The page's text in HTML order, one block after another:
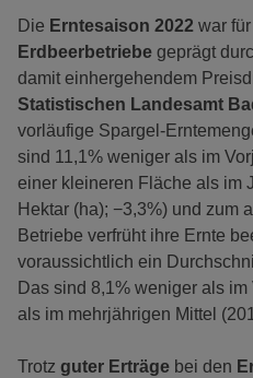
Die Erntesaison 2022 war
Erdbeerbetriebe geprägt
damit einhergehendem
Statistischen Landesamt
vorläufige Spargel-
sind 11,1% weniger als im
einer kleineren Fläche als im
Hektar (ha); −3,3%) und zum
Betriebe verfrüht ihre Ernte
voraussichtlich ein
Das sind 8,1% weniger als
als im mehrjährigen Mittel
Trotz guter Erträge bei den